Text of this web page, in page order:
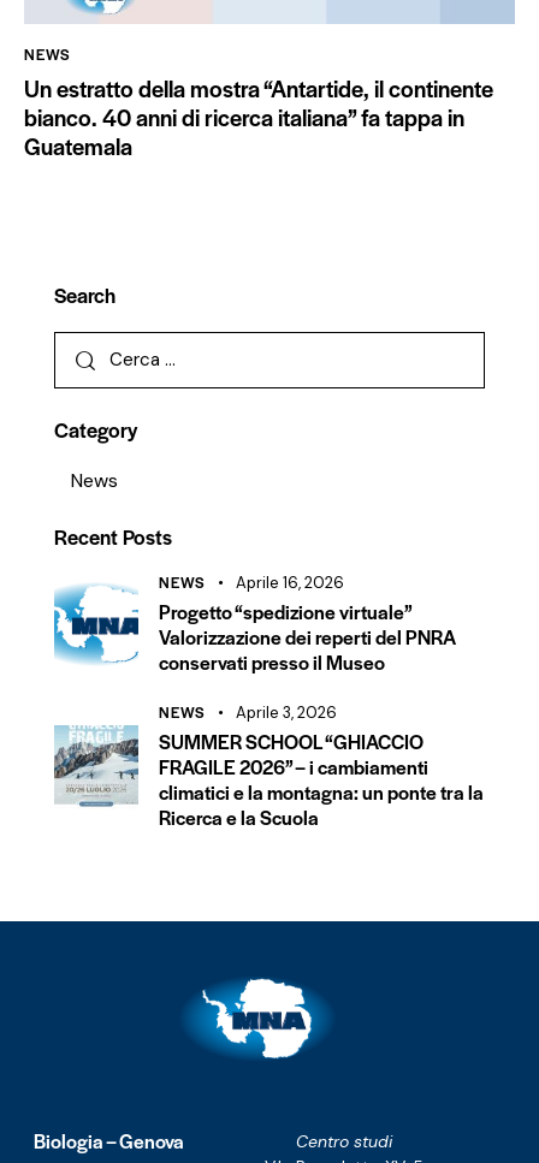
NEWS
Un estratto della mostra “Antartide, il continente
bianco. 40 anni di ricerca italiana” fa tappa in
Guatemala
Search
Category
News
Recent Posts
NEWS Aprile 16, 2026
Progetto “spedizione virtuale”
Valorizzazione dei reperti del PNRA
conservati presso il Museo
NEWS Aprile 3, 2026
SUMMER SCHOOL “GHIACCIO
FRAGILE 2026” – i cambiamenti
climatici e la montagna: un ponte tra la
Ricerca e la Scuola
Biologia – Genova
Centro studi